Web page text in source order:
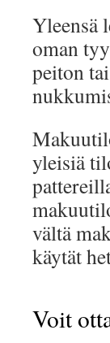
Yleensä
oman
peiton
yleisiä
vältä
käytät
Voit